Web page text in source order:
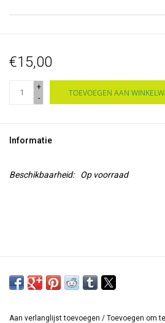
WORKSHOPS
SPECIALS
€15,00
+
-
TOEVOEGEN AAN
Informatie
Beschikbaarheid: Op voorraad
Aan verlanglijst toevoegen / Toevoegen om